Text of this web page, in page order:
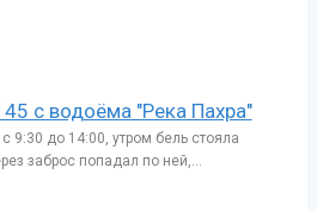
с водоёма "Река Пахра"
9:30 до 14:00, утром бель стояла
заброс попадал по ней,...